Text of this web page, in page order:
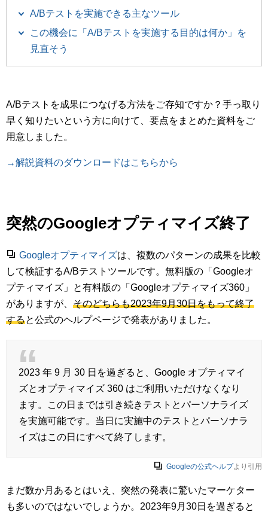
A/Bテストを実施できる主なツール
この機会に「A/Bテストを実施する目的は何か」を
見直そう
A/Bテストを成果につなげる方法をご存知ですか？手っ取り
早く知りたいという方に向けて、要点をまとめた資料をご
用意しました。
→解説資料のダウンロードはこちらから
突然のGoogleオプティマイズ終了
Googleオプティマイズは、複数のパターンの成果を比較
して検証するA/Bテストツールです。無料版の「Googleオ
プティマイズ」と有料版の「Googleオプティマイズ360」
がありますが、 そのどちらも2023年9月30日をもって終了
すると公式のヘルプページで発表がありました。
2023 年 9 月 30 日を過ぎると、Google オプティマイ
ズとオプティマイズ 360 はご利用いただけなくなり
ます。この日までは引き続きテストとパーソナライズ
を実施可能です。当日に実施中のテストとパーソナラ
イズはこの日にすべて終了します。
Googleの公式ヘルプより引用
まだ数か月あるとはいえ、突然の発表に驚いたマーケター
も多いのではないでしょうか。2023年9月30日を過ぎると